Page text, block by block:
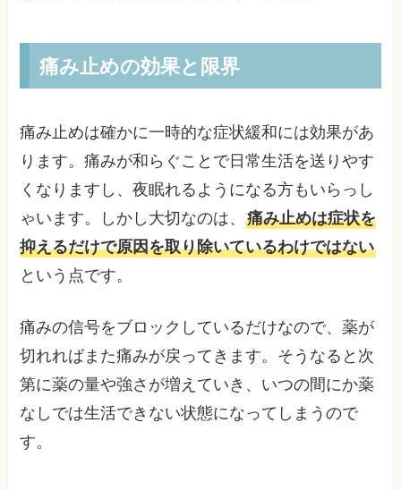
痛み止めの効果と限界
痛み止めは確かに一時的な症状緩和には効果があ
ります。痛みが和らぐことで日常生活を送りやす
くなりますし、夜眠れるようになる方もいらっし
ゃいます。しかし大切なのは、痛み止めは症状を
抑えるだけで原因を取り除いているわけではない
という点です。
痛みの信号をブロックしているだけなので、薬が
切れればまた痛みが戻ってきます。そうなると次
第に薬の量や強さが増えていき、いつの間にか薬
なしでは生活できない状態になってしまうので
す。